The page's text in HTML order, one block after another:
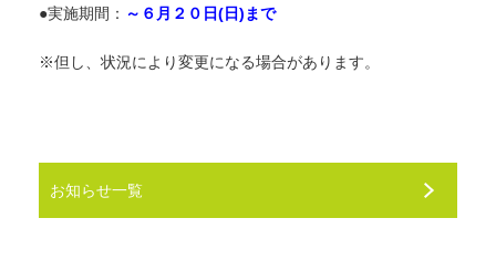
●実施期間： ～６月２０ 日(日)まで
※但し、状況により変更になる場合があります。
お知らせ一覧